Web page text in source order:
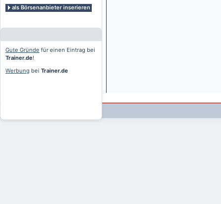
als Börsenanbieter inserieren
Gute Gründe für einen Eintrag bei
Trainer.de!
Werbung bei Trainer.de